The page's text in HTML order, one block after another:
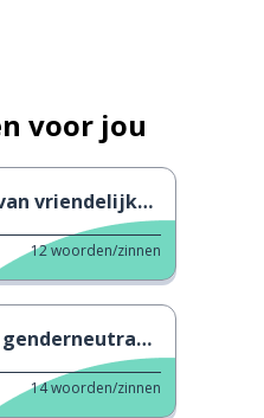
voor jou
vriendelijkheid
12woorden/zinnen
toilet nodig?
14woorden/zinnen